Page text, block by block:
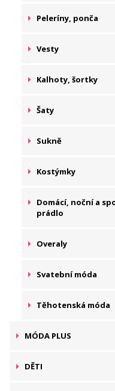
Peleríny, ponča
Vesty
Kalhoty, šortky
Šaty
Sukně
Kostýmky
Domácí, noční a
prádlo
Overaly
Svatební móda
Těhotenská móda
MÓDA PLUS
DĚTI